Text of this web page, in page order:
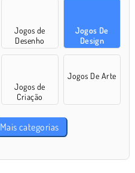
Jogos de
Desenho
Jogos De
Design
Jogos de
Criação
Jogos De Arte
Mais categorias